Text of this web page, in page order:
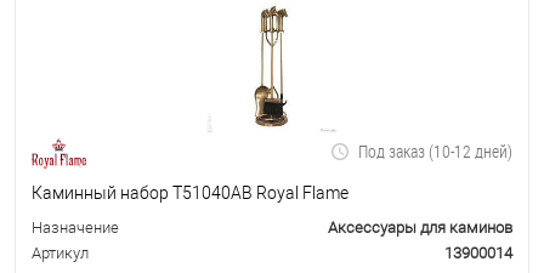
Под заказ (10-12 дней)
Каминный набор Т51040АВ Royal Flame
Назначение
Аксессуары для каминов
Артикул
13900014